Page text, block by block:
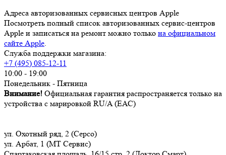
Адреса авторизованных сервисных центров Apple
Посмотреть полный список авторизованных сервис-центров
Apple и записаться на ремонт можно только на официальном
сайте Apple.
Служба поддержки магазина:
+7 (495) 085-12-11
10:00 - 19:00
Понедельник - Пятница
Внимание! Официальная гарантия распространяется только на
устройства с марировкой RU/A (ЕАС)
ул. Охотный ряд, 2 (Серсо)
ул. Арбат, 1 (МТ Сервис)